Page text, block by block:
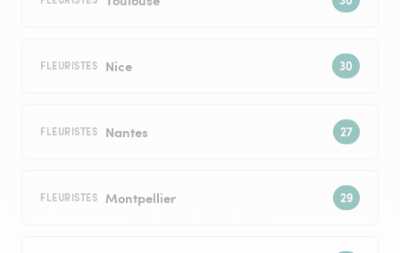
FLEURISTES Nice
FLEURISTES Nantes
FLEURISTES Montpellier